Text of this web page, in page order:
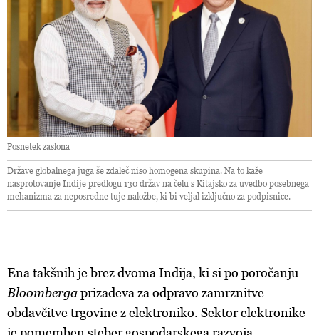
Posnetek zaslona
Države globalnega juga še zdaleč niso homogena skupina. Na to kaže
nasprotovanje Indije predlogu 130 držav na čelu s Kitajsko za uvedbo posebnega
mehanizma za neposredne tuje naložbe, ki bi veljal izključno za podpisnice.
Ena takšnih je brez dvoma Indija, ki si po poročanju
Bloombergaprizadeva za odpravo zamrznitve
obdavčitve trgovine z elektroniko. Sektor elektronike